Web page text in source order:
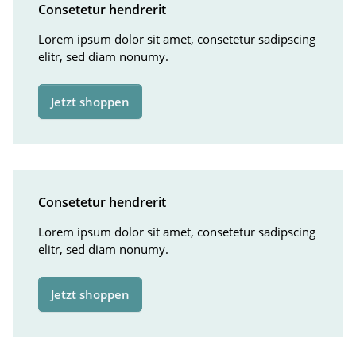
Consetetur hendrerit
Lorem ipsum dolor sit amet, consetetur sadipscing
elitr, sed diam nonumy.
Jetzt shoppen
Consetetur hendrerit
Lorem ipsum dolor sit amet, consetetur sadipscing
elitr, sed diam nonumy.
Jetzt shoppen